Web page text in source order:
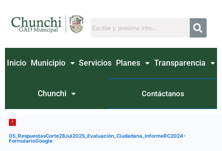
contenido
Inicio Municipio Servicios Planes Transparencia
Chunchi Contáctanos
05_RespuestasCorte28Jul2025_Evaluación_Ciudadana_InformeRC2024-
FormularioGoogle